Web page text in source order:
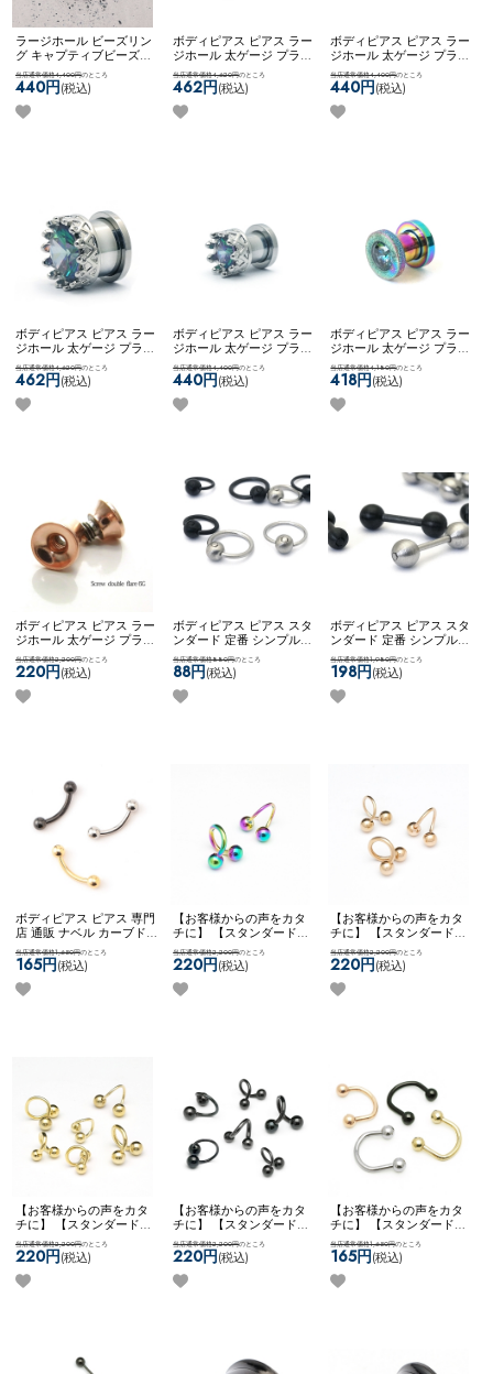
ラージホール ビーズリン
グ キャプティブビーズリ
ング シンプル フープピア
ス ネコポス不可 [ 0G ] [ シ
ルバー ] スプリングクリ
ップインビーズリング
当店通常価格4,400円のところ
440円(税込)
ボディピアス ピアス ラー
ジホール 太ゲージ プラグ
トンネル 大きいサイズ 拡
張 王冠 ネコポス不可
12mm ] クラウンジュエル
フレッシュトンネル
当店通常価格4,620円のところ
462円(税込)
ボディピアス ピアス ラー
ジホール 太ゲージ プラグ
トンネル 大きいサイズ 拡
張 一粒ジュエル サンド加
工 ネコポス不可
ュエルフレッシュトンネ
当店通常価格4,400円のところ
440円(税込)
ボディピアス ピアス ラー
ジホール 太ゲージ プラグ
トンネル 大きいサイズ 拡
張 王冠 ネコポス不可
14mm ] クラウンジュエル
フレッシュトンネル
当店通常価格4,620円のところ
462円(税込)
ボディピアス ピアス ラー
ジホール 太ゲージ プラグ
トンネル 大きいサイズ 拡
張 王冠 ネコポス不可
] クラウンジュエルフレッ
シュトンネル
当店通常価格4,400円のところ
440円(税込)
ボディピアス ピアス ラー
ジホール 太ゲージ プラグ
トンネル 大きいサイズ 拡
張 一粒ジュエル サンド加
工 ネコポスOK
エルフレッシュトンネル
当店通常価格4,180円のところ
418円(税込)
ボディピアス ピアス ラー
ジホール 太ゲージ プラグ
トンネル 大きいサイズ 拡
張 ネコポスOK[ 6G ] ダブ
ルフレア
当店通常価格2,200円のところ
220円(税込)
ボディピアス ピアス スタ
ンダード 定番 シンプル
かっこいい マット メンズ
ライク ビーズリング ネコ
ポスOK【MULL】 ブラッ
シュビーズリング
当店通常価格880円のところ
88円(税込)
ボディピアス ピアス スタ
ンダード 定番 シンプル
かっこいい マット メンズ
ライク ストレート ネコポ
スOK【MULL】 ブラッシ
ュバーベル
当店通常価格1,980円のところ
198円(税込)
ボディピアス ピアス 専門
店 通販 ナベル カーブド
バーベル 臍 へそピアス
ロック ルーク スナッグ
アンチトラガス アイブロ
ー ネコポスOK
当店通常価格1,650円のところ
165円(税込)
【お客様からの声をカタ
チに】 【スタンダード】
チタンコーティング ボデ
ィピアス ピアス スパイラ
ル ツイスト カスタム ア
レンジ 両ネジ ネコポス
当店通常価格2,200円のところ
220円(税込)
【お客様からの声をカタ
チに】 【スタンダード】
チタンコーティング ボデ
ィピアス ピアス スパイラ
ル ツイスト カスタム ア
レンジ 両ネジ ネコポス
当店通常価格2,200円のところ
220円(税込)
【お客様からの声をカタ
チに】 【スタンダード】
ボディピアス ピアス スパ
イラル ツイスト カスタム
アレンジ 両ネジ ネコポス
OK
当店通常価格2,200円のところ
220円(税込)
【お客様からの声をカタ
チに】 【スタンダード】
ボディピアス ピアス スパ
イラル ツイスト カスタム
アレンジ 両ネジ ネコポス
OK
当店通常価格2,200円のところ
220円(税込)
【お客様からの声をカタ
チに】 【スタンダード】
アレンジパーツ 弊社開発
商品 耳たぶ用 WFアレン
ジ ネコポスOK
ーナベル
当店通常価格1,650円のところ
165円(税込)